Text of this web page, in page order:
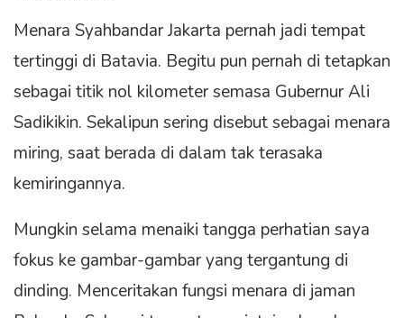
Menara Syahbandar Jakarta pernah jadi tempat
tertinggi di Batavia. Begitu pun pernah di tetapkan
sebagai titik nol kilometer semasa Gubernur Ali
Sadikikin. Sekalipun sering disebut sebagai menara
miring, saat berada di dalam tak terasaka
kemiringannya.
Mungkin selama menaiki tangga perhatian saya
fokus ke gambar-gambar yang tergantung di
dinding. Menceritakan fungsi menara di jaman